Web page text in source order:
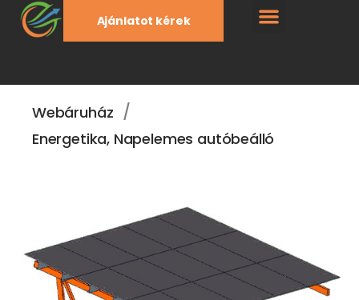
Ajánlatot kérek
Webáruház /
Energetika, Napelemes autóbeálló